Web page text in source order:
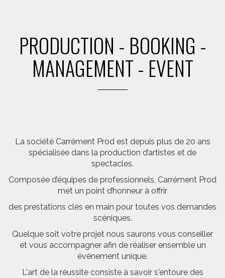
PRODUCTION - BOOKING -
MANAGEMENT - EVENT
La société Carrément Prod est depuis plus de 20 ans
spécialisée dans la production d’artistes et de
spectacles.
Composée d’équipes de professionnels, Carrément Prod
met un point d’honneur à offrir
des prestations clés en main pour toutes vos demandes
scéniques.
Quelque soit votre projet nous saurons vous conseiller
et vous accompagner afin de réaliser ensemble un
évènement unique.
L'art de la réussite consiste à savoir s'entoure des